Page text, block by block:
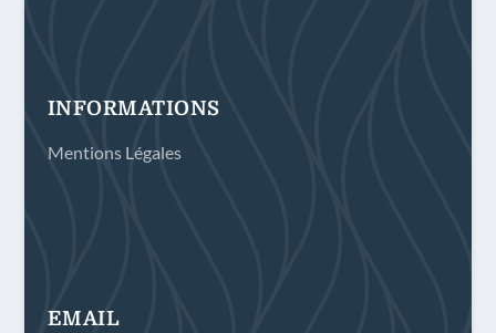
INFORMATIONS
Mentions Légales
EMAIL